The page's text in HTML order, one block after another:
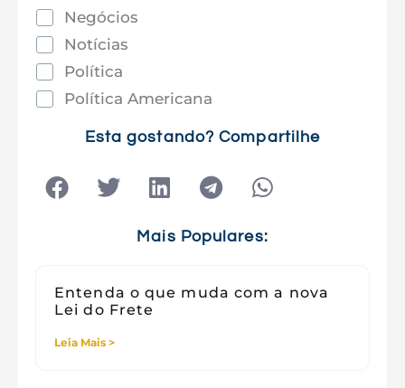
Negócios
Notícias
Política
Política Americana
Tecnologia
Esta gostando? Compartilhe
Mais Populares:
Entenda o que muda com a nova
Lei do Frete
Leia Mais >